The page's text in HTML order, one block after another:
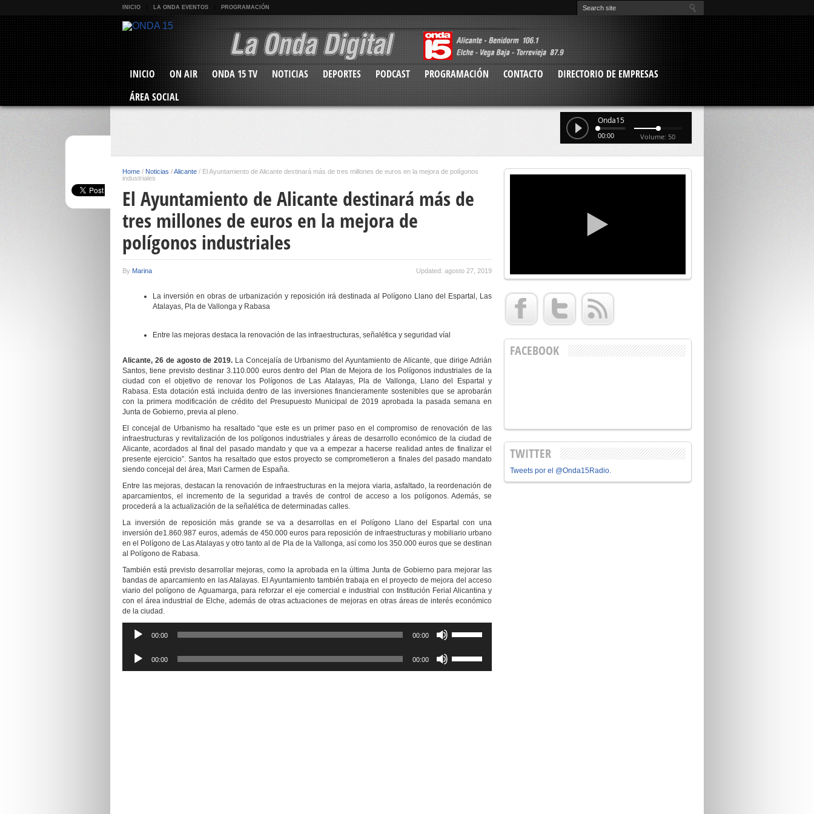
INICIO LA ONDA EVENTOS PROGRAMACIÓN
INICIO ON AIR ONDA 15 TV NOTICIAS DEPORTES PODCAST PROGRAMACIÓN CONTACTO
DIRECTORIO DE EMPRESAS
ÁREA SOCIAL
Onda15
00:00 Volume: 50
Home / Noticias /Alicante / El Ayuntamiento de Alicante destinará más de tres millones de euros en la mejora de polígonos
industriales
El Ayuntamiento de Alicante destinará más de
tres millones de euros en la mejora de
polígonos industriales
By Marina Updated: agosto 27, 2019
La inversión en obras de urbanización y reposición irá destinada al Polígono Llano del Espartal, Las
Atalayas, Pla de Vallonga y Rabasa
Entre las mejoras destaca la renovación de las infraestructuras, señalética y seguridad víal
Alicante, 26de agosto de 2019. La Concejalía de Urbanismo del Ayuntamiento de Alicante, que dirige Adrián
Santos, tiene previsto destinar 3.110.000 euros dentro del Plan de Mejora de los Polígonos industriales de la
ciudad con el objetivo de renovar los Polígonos de Las Atalayas, Pla de Vallonga, Llano del Espartal y
Rabasa. Esta dotación está incluida dentro de las inversiones financieramente sostenibles que se aprobarán
con la primera modificación de crédito del Presupuesto Municipal de 2019 aprobada la pasada semana en
Junta de Gobierno, previa al pleno.
El concejal de Urbanismo ha resaltado “que este es un primer paso en el compromiso de renovación de las
infraestructuras y revitalización de los polígonos industriales y áreas de desarrollo económico de la ciudad de
Alicante, acordados al final del pasado mandato y que va a empezar a hacerse realidad antes de finalizar el
presente ejercicio”. Santos ha resaltado que estos proyecto se comprometieron a finales del pasado mandato
siendo concejal del área, Mari Carmen de España.
Entre las mejoras, destacan la renovación de infraestructuras en la mejora viaria,asfaltado, la reordenaciónde
aparcamientos, el incremento de la seguridad a través de control de acceso a los polígonos. Además, se
procederá a la actualización de la seña lética de determinadas calles.
La inversión de reposición más grande se va a desarrollas en el Polígono Llano del Espartal con una
inversión de1.860.987 euros,además de 450.000euros parareposición de infraestructuras y mobiliario urbano
en e l Polígono de Las Atalayas yotro tantoalde Pla de la Vallonga, así como los 350.000 euros que se destinan
al Polígono de Rabasa.
También está previsto desarrollar mejoras, como la aprobada en la última Junta de Gobierno para mejorar las
bandas de aparcamiento en las Atalayas. El Ayuntamiento también trabaja en el proyecto de mejora del acceso
viario del polígono de Aguamarga, para reforzar el eje comercial e industrial con Institución Ferial Alicantina y
con el área industrial de Elche, además de otras actuaciones de mejoras en otras áreas de interés económico
de la ciudad.
00:00 00:00
las
de
audio
00:00 00:00
las
teclas
FACEBOOK
TWITTER
Tweets por el @Onda15Radio.